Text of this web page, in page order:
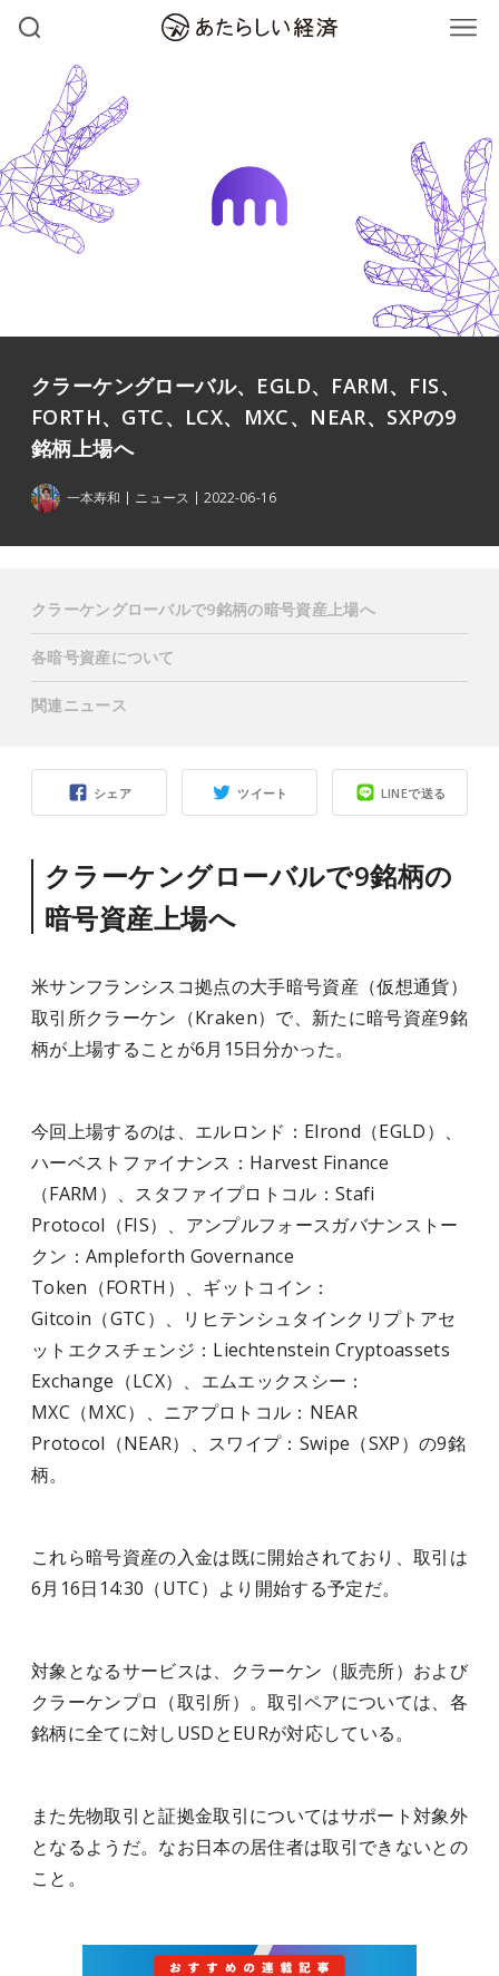
クラーケングローバル、EGLD、FARM、FIS、
FORTH、GTC、LCX、MXC、NEAR、SXPの9
銘柄上場へ
一本寿和 ニュース 2022-06-16
シェア ツイート LINEで送る
クラーケングローバルで9銘柄の
暗号資産上場へ
米サンフランシスコ拠点の大手暗号資産（仮想通貨）
取引所クラーケン（Kraken）で、新たに暗号資産9銘
柄が上場することが6月15日分かった。
今回上場するのは、エルロンド：Elrond（EGLD）、
ハーベストファイナンス：Harvest Finance
（FARM）、スタファイプロトコル：Stafi
Protocol（FIS）、アンプルフォースガバナンストー
クン：Ampleforth Governance
Token（FORTH）、ギットコイン：
Gitcoin（GTC）、リヒテンシュタインクリプトアセ
ットエクスチェンジ：Liechtenstein Cryptoassets
Exchange（LCX）、エムエックスシー：
MXC（MXC）、ニアプロトコル：NEAR
Protocol（NEAR）、スワイプ：Swipe（SXP）の9銘
柄。
これら暗号資産の入金は既に開始されており、取引は
6月16日14:30（UTC）より開始する予定だ。
対象となるサービスは、クラーケン（販売所）および
クラーケンプロ（取引所）。取引ペアについては、各
銘柄に全てに対しUSDとEURが対応している。
また先物取引と証拠金取引についてはサポート対象外
となるようだ。なお日本の居住者は取引できないとの
こと。
クラーケングローバルで9銘柄の暗号資産上場へ
各暗号資産について
関連ニュース